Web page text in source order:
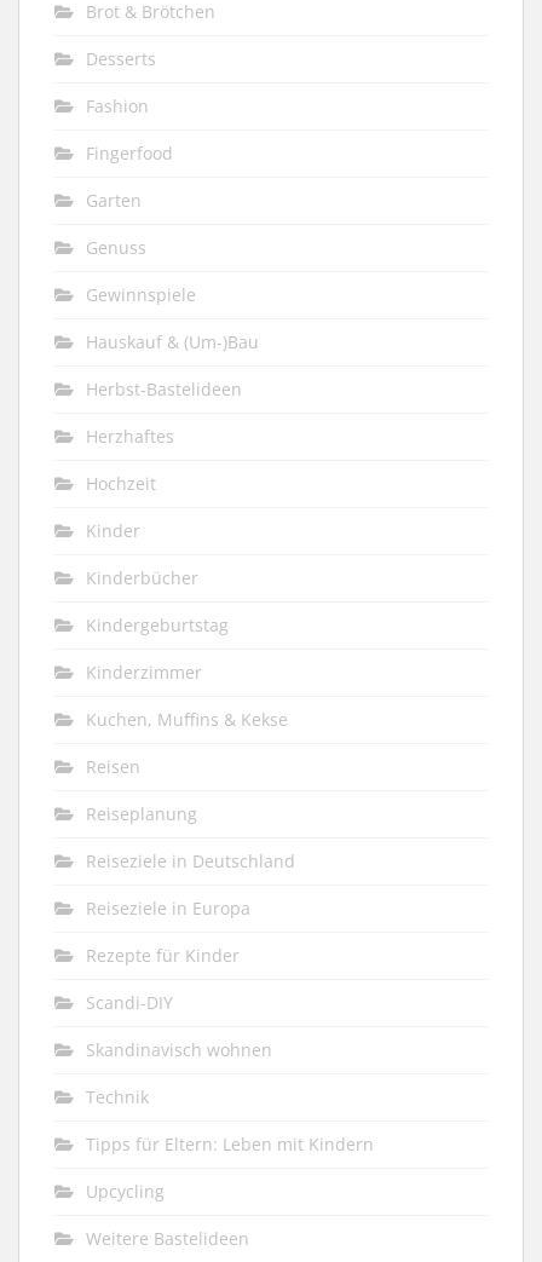
Brot & Brötchen
Desserts
Fashion
Fingerfood
Garten
Genuss
Gewinnspiele
Hauskauf & (Um-)Bau
Herbst-Bastelideen
Herzhaftes
Hochzeit
Kinder
Kinderbücher
Kindergeburtstag
Kinderzimmer
Kuchen, Muffins & Kekse
Reisen
Reiseplanung
Reiseziele in Deutschland
Reiseziele in Europa
Rezepte für Kinder
Scandi-DIY
Skandinavisch wohnen
Technik
Tipps für Eltern: Leben mit Kindern
Upcycling
Weitere Bastelideen